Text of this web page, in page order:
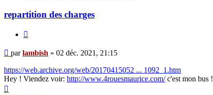
repartition des charges
Message
parlambish » 02 déc. 2021, 21:15
https://web.archive.org/web/20170415052 ... 1092_1.htm
Hey ! Viendez voir: http://www.4rouesmaurice.com/c'est mon bus !